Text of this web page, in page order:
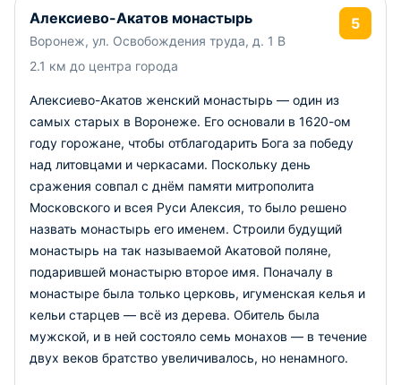
Алексиево-Акатов монастырь
Воронеж, ул. Освобождения труда, д. 1 В
2.1 км до центра города
5
Алексиево-Акатов женский монастырь — один из
самых старых в Воронеже. Его основали в 1620-ом
году горожане, чтобы отблагодарить Бога за победу
над литовцами и черкасами. Поскольку день
сражения совпал с днём памяти митрополита
Московского и всея Руси Алексия, то было решено
назвать монастырь его именем. Строили будущий
монастырь на так называемой Акатовой поляне,
подарившей монастырю второе имя. Поначалу в
монастыре была только церковь, игуменская келья и
кельи старцев — всё из дерева. Обитель была
мужской, и в ней состояло семь монахов — в течение
двух веков братство увеличивалось, но ненамного.